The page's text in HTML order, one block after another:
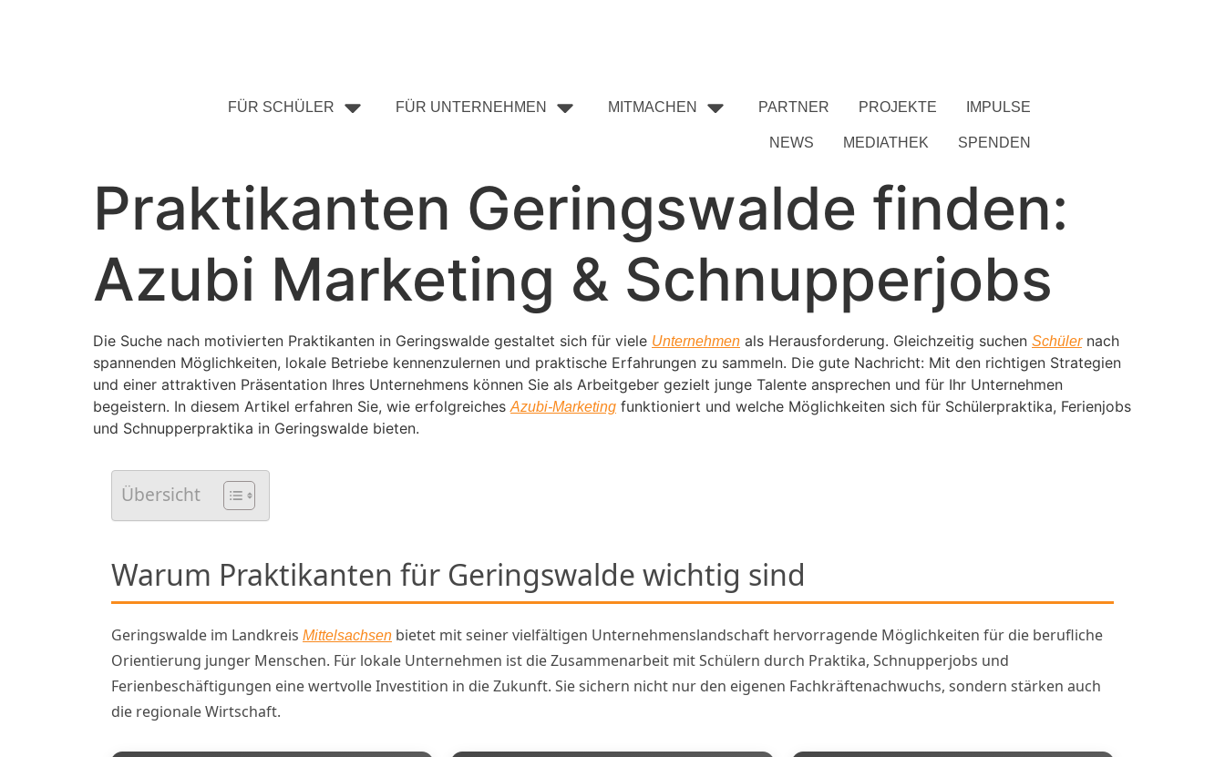
FÜR SCHÜLER FÜR UNTERNEHMEN MITMACHEN PARTNER PROJEKTE IMPULSE
NEWS MEDIATHEK SPENDEN
Praktikanten Geringswalde finden:
Azubi Marketing & Schnupperjobs
Die Suche nach motivierten Praktikanten in Geringswalde gestaltet sich für viele Unternehmen als Herausforderung. Gleichzeitig suchen Schülernach
spannenden Möglichkeiten, lokale Betriebe kennenzulernen und praktische Erfahrungen zu sammeln. Die gute Nachricht: Mit den richtigen Strategien
und einer attraktiven Präsentation Ihres Unternehmens können Sie als Arbeitgeber gezielt junge Talente ansprechen und für Ihr Unternehmen
begeistern. In diesem Artikel erfahren Sie, wie erfolgreichesAzubi-Marketing funktioniert und welche Möglichkeiten sich für Schülerpraktika, Ferienjobs
und Schnupperpraktika in Geringswalde bieten.
Übersicht
Warum Praktikanten für Geringswalde wichtig sind
Geringswalde im Landkreis Mittelsachsen bietet mit seiner vielfältigen Unternehmenslandschaft hervorragende Möglichkeiten für die berufliche
Orientierung junger Menschen. Für lokale Unternehmen ist die Zusammenarbeit mit Schülern durch Praktika, Schnupperjobs und
Ferienbeschäftigungen eine wertvolle Investition in die Zukunft. Sie sichern nicht nur den eigenen Fachkräftenachwuchs, sondern stärken auch
die regionale Wirtschaft.